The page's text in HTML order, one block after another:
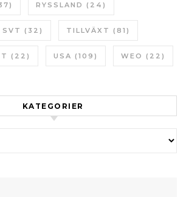
RYSSLAND (24)
SVT (32) TILLVÄXT (81)
(22) USA (109) WEO (22)
KATEGORIER